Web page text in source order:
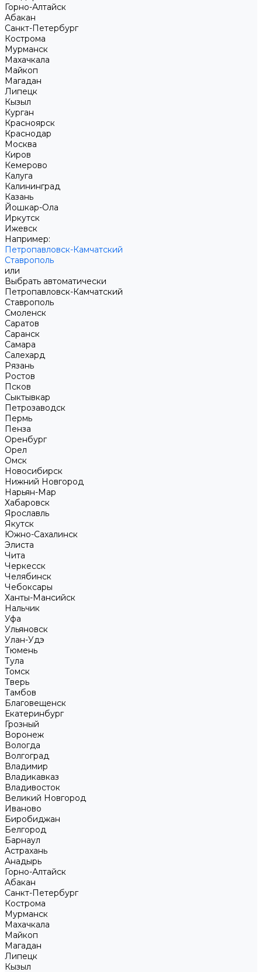
Горно-Алтайск
Абакан
Санкт-Петербург
Кострома
Мурманск
Махачкала
Майкоп
Магадан
Липецк
Кызыл
Курган
Красноярск
Краснодар
Москва
Киров
Кемерово
Калуга
Калининград
Казань
Йошкар-Ола
Иркутск
Ижевск
Например:
Петропавловск-Камчатский
Ставрополь
или
Выбрать автоматически
Петропавловск-Камчатский
Ставрополь
Смоленск
Саратов
Саранск
Самара
Салехард
Рязань
Ростов
Псков
Сыктывкар
Петрозаводск
Пермь
Пенза
Оренбург
Орел
Омск
Новосибирск
Нижний Новгород
Нарьян-Мар
Хабаровск
Ярославль
Якутск
Южно-Сахалинск
Элиста
Чита
Черкесск
Челябинск
Чебоксары
Ханты-Мансийск
Нальчик
Уфа
Ульяновск
Улан-Удэ
Тюмень
Тула
Томск
Тверь
Тамбов
Благовещенск
Екатеринбург
Грозный
Воронеж
Вологда
Волгоград
Владимир
Владикавказ
Владивосток
Великий Новгород
Иваново
Биробиджан
Белгород
Барнаул
Астрахань
Анадырь
Горно-Алтайск
Абакан
Санкт-Петербург
Кострома
Мурманск
Махачкала
Майкоп
Магадан
Липецк
Кызыл